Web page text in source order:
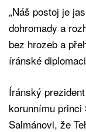
„Náš postoj je
dohromady a
bez hrozeb a
íránské
Íránský
korunnímu princi
Salmánovi, že